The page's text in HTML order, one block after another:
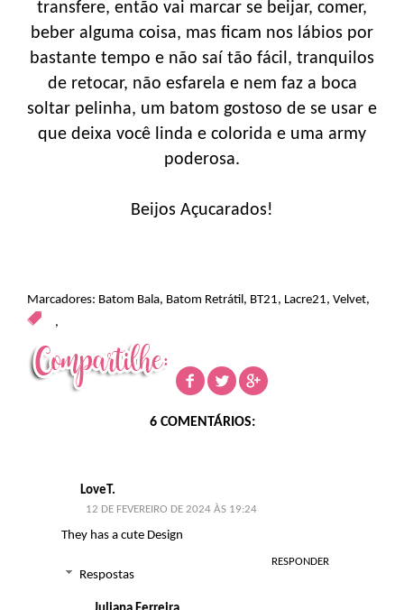
transfere, então vai marcar se beijar, comer,
beber alguma coisa, mas ficam nos lábios por
bastante tempo e não saí tão fácil, tranquilos
de retocar, não esfarela e nem faz a boca
soltar pelinha, um batom gostoso de se usar e
que deixa você linda e colorida e uma army
poderosa.
Beijos Açucarados!
Marcadores: Batom Bala, Batom Retrátil , BT21, Lacre21, Velvet,
,
6 COMENTÁRIOS:
LoveT.
12 DE FEVEREIRO DE 2024 ÀS 19:24
They has a cute Design
RESPONDER
Respostas